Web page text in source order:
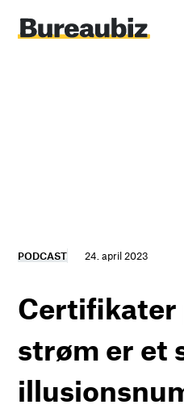
indhold
PODCAST 24. april 2023
Certifikater
strøm er et